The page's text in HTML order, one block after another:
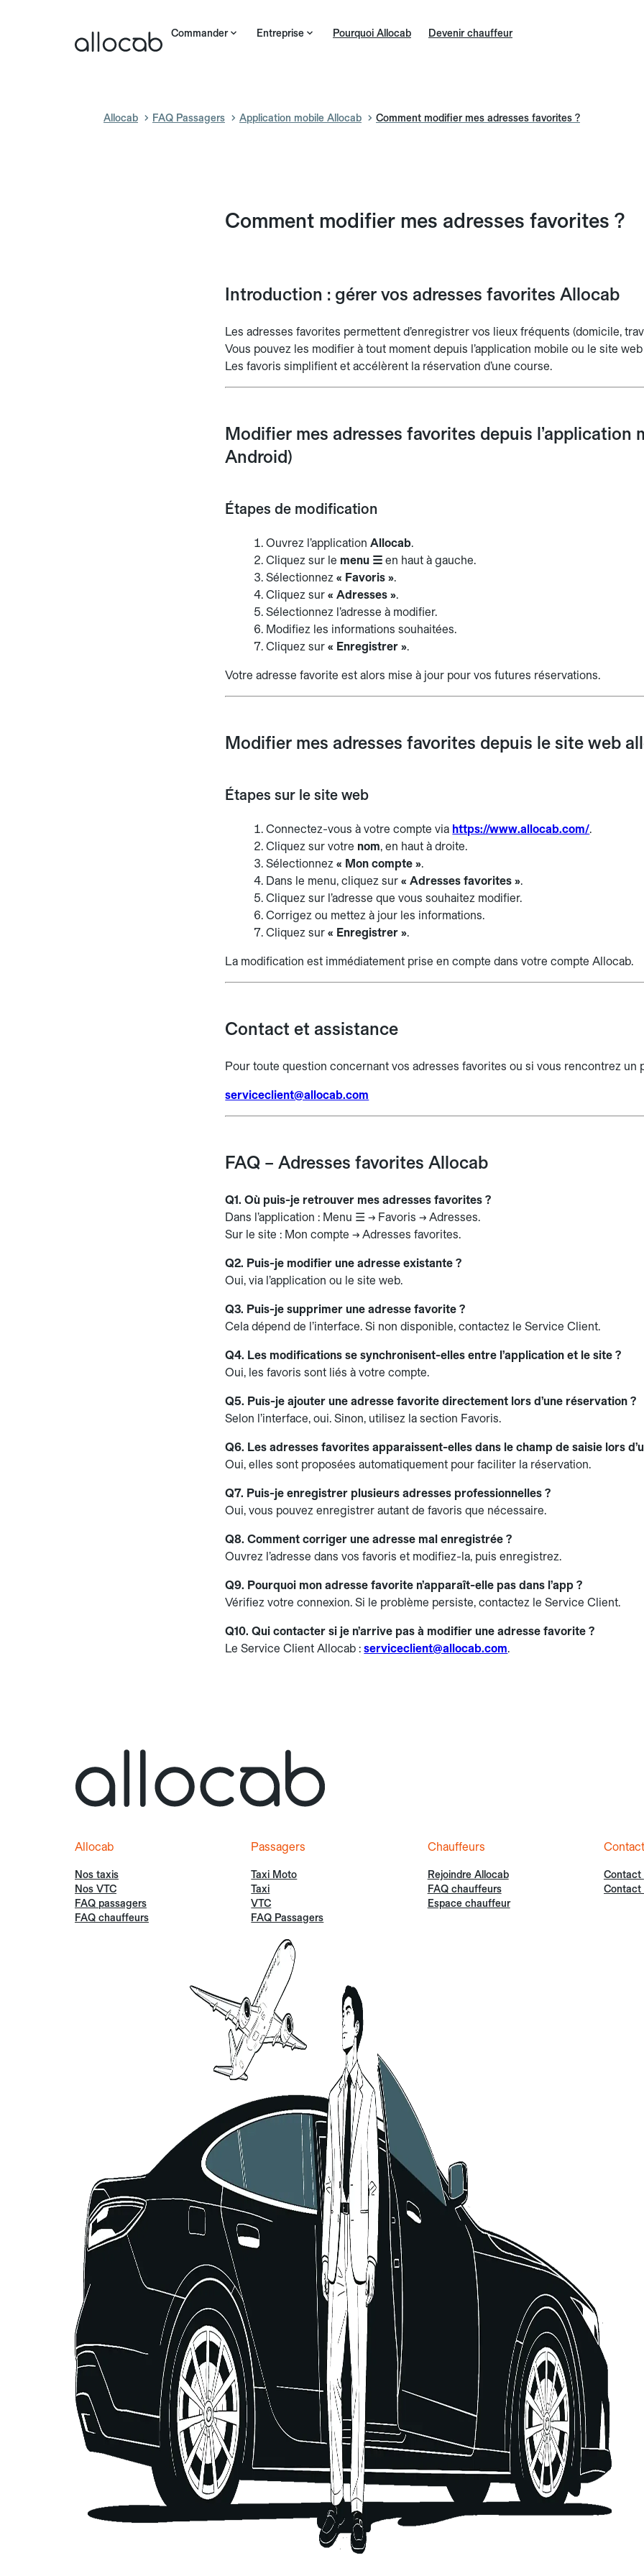
Commander Entreprise Pourquoi Allocab Devenir chauffeur
Allocab FAQ Passagers Application mobile Allocab Comment modifier mes adresses favorites ?
Comment modifier mes adresses favorites ?
Introduction : gérer vos adresses favorites Allocab
Les adresses favorites permettent d’enregistrer vos lieux fréquents (domicile,
Vous pouvez les modifier à tout moment depuis l’application mobile ou le site
Les favoris simplifient et accélèrent la réservation d’une course.
Modifier mes adresses favorites depuis l’application
Android)
Étapes de modification
Ouvrez l’applicationAllocab.
Cliquez sur le menu ☰ en haut à gauche.
Sélectionnez« Favoris ».
Cliquez sur« Adresses ».
Sélectionnez l’adresse à modifier.
Modifiez les informations souhaitées.
Cliquez sur« Enregistrer ».
Votre adresse favorite est alors mise à jour pour vos futures réservations.
Modifier mes adresses favorites depuis le site web
Étapes sur le site web
Connectez-vous à votre compte via https://www.allocab.com/.
Cliquez sur votre nom, en haut à droite.
Sélectionnez« Mon compte ».
Dans le menu, cliquez sur« Adresses favorites ».
Cliquez sur l’adresse que vous souhaitez modifier.
Corrigez ou mettez à jour les informations.
Cliquez sur« Enregistrer ».
La modification est immédiatement prise en compte dans votre compte Allocab.
Contact et assistance
Pour toute question concernant vos adresses favorites ou si vous rencontrez un
serviceclient@allocab.com
FAQ – Adresses favorites Allocab
Q1. Où puis-je retrouver mes adresses favorites ?
Dans l’application : Menu ☰ → Favoris → Adresses.
Sur le site : Mon compte → Adresses favorites.
Q2. Puis-je modifier une adresse existante ?
Oui, via l’application ou le site web.
Q3. Puis-je supprimer une adresse favorite ?
Cela dépend de l’interface. Si non disponible, contactez le Service Client.
Q4. Les modifications se synchronisent-elles entre l’application et le site ?
Oui, les favoris sont liés à votre compte.
Q5. Puis-je ajouter une adresse favorite directement lors d’une réservation ?
Selon l’interface, oui. Sinon, utilisez la section Favoris.
Q6. Les adresses favorites apparaissent-elles dans le champ de saisie lors
Oui, elles sont proposées automatiquement pour faciliter la réservation.
Q7. Puis-je enregistrer plusieurs adresses professionnelles ?
Oui, vous pouvez enregistrer autant de favoris que nécessaire.
Q8. Comment corriger une adresse mal enregistrée ?
Ouvrez l’adresse dans vos favoris et modifiez-la, puis enregistrez.
Q9. Pourquoi mon adresse favorite n’apparaît-elle pas dans l’app ?
Vérifiez votre connexion. Si le problème persiste, contactez le Service Client.
Q10. Qui contacter si je n’arrive pas à modifier une adresse favorite ?
Le Service Client Allocab :serviceclient@allocab.com.
Allocab
Nos taxis
Nos VTC
FAQ passagers
FAQ chauffeurs
Passagers
Taxi Moto
Taxi
VTC
FAQ Passagers
Chauffeurs
Rejoindre Allocab
FAQ chauffeurs
Espace chauffeur
Contact
Contact
Contact